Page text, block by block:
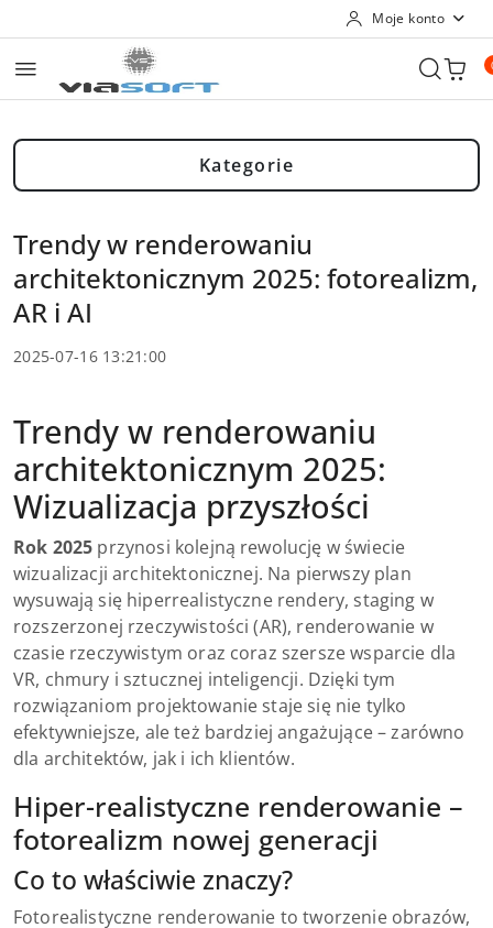
Moje konto
Kategorie
Trendy w renderowaniu
architektonicznym 2025: fotorealizm,
AR i AI
2025-07-16 13:21:00
Trendy w renderowaniu
architektonicznym 2025:
Wizualizacja przyszłości
Rok 2025 przynosi kolejną rewolucję w świecie
wizualizacji architektonicznej. Na pierwszy plan
wysuwają się hiperrealistyczne rendery, staging w
rozszerzonej rzeczywistości (AR), renderowanie w
czasie rzeczywistym oraz coraz szersze wsparcie dla
VR, chmury i sztucznej inteligencji. Dzięki tym
rozwiązaniom projektowanie staje się nie tylko
efektywniejsze, ale też bardziej angażujące – zarówno
dla architektów, jak i ich klientów.
Hiper-realistyczne renderowanie –
fotorealizm nowej generacji
Co to właściwie znaczy?
Fotorealistyczne renderowanie to tworzenie obrazów,